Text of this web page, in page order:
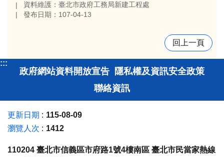
資料維護：臺北市政府工務局新建工程處
發布日期：107-04-13
回上一頁
:::
政府網站資料開放宣告 隱私權及資訊安全政策
聯絡資訊
更新日期
115-08-09
瀏覽人次
1412
110204 臺北市信義區市府路1號4樓南區 臺北市民當家熱線